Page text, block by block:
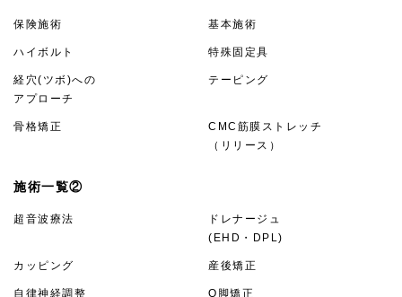
保険施術 基本施術
ハイボルト 特殊固定具
経穴(ツボ)への
アプローチ
テーピング
骨格矯正
CMC筋膜ストレッチ
（リリース）
施術一覧②
超音波療法
ドレナージュ
(EHD・DPL)
カッピング 産後矯正
自律神経調整 O脚矯正